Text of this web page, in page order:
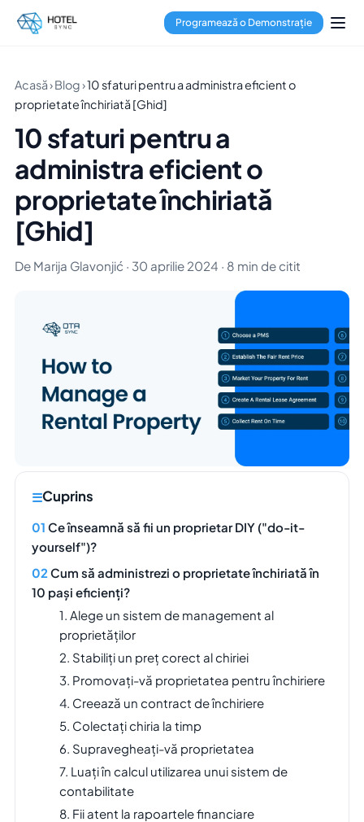
Programează o Demonstrație
Acasă›Blog›10 sfaturi pentru a administra eficient o
proprietate închiriată [Ghid]
10 sfaturi pentru a
administra eficient o
proprietate închiriată
[Ghid]
De Marija Glavonjić · 30 aprilie 2024 · 8 min de citit
Cuprins
Ce înseamnă să fii un proprietar DIY ("do-it-
yourself")?
Cum să administrezi o proprietate închiriată în
10 pași eficienți?
1. Alege un sistem de management al
proprietăților
2. Stabiliți un preț corect al chiriei
3. Promovați-vă proprietatea pentru închiriere
4. Creează un contract de închiriere
5. Colectați chiria la timp
6. Supravegheați-vă proprietatea
7. Luați în calcul utilizarea unui sistem de
contabilitate
8. Fii atent la rapoartele financiare